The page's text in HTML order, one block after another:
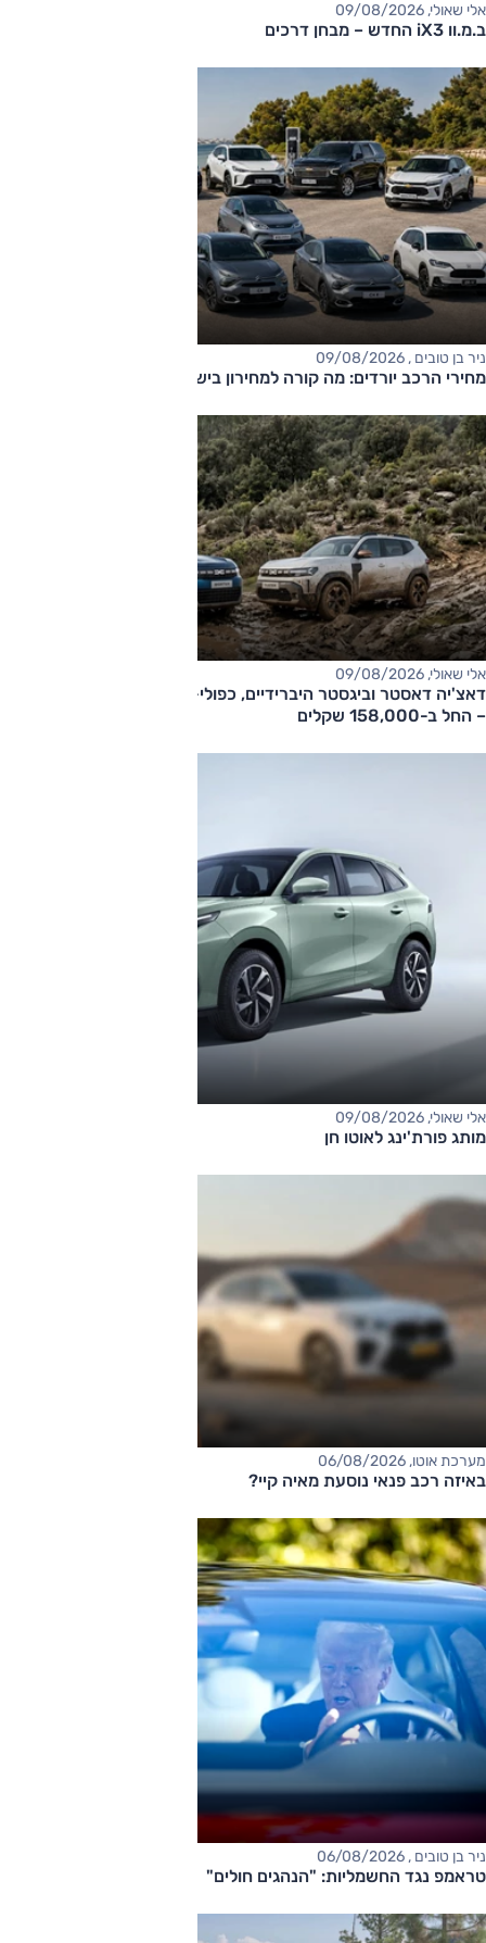
אלי שאולי, 09/08/2026
ב.מ.וו iX3 החדש – מבחן דרכים
ניר בן טובים , 09/08/2026
מחירי הרכב יורדים: מה קורה למחירון בישראל?
אלי שאולי, 09/08/2026
דאצ'יה דאסטר וביגסטר היברידיים, כפולי-הנעה עם תיבה אוטומטית
– החל ב-158,000 שקלים
אלי שאולי, 09/08/2026
מותג פורת'ינג לאוטו חן
מערכת אוטו, 06/08/2026
באיזה רכב פנאי נוסעת מאיה קיי?
ניר בן טובים , 06/08/2026
טראמפ נגד החשמליות: "הנהגים חולים"